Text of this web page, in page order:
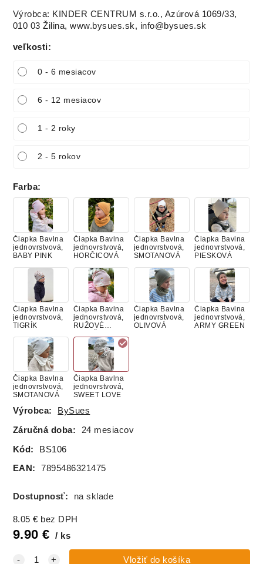
Výrobca: KINDER CENTRUM s.r.o., Azúrová 1069/33,
010 03 Žilina, www.bysues.sk, info@bysues.sk
veľkosti:
0 - 6 mesiacov
6 - 12 mesiacov
1 - 2 roky
2 - 5 rokov
Farba:
Čiapka Bavlna
jednovrstvová,
BABY PINK
Čiapka Bavlna
jednovrstvová,
HORČICOVÁ
Čiapka Bavlna
jednovrstvová,
SMOTANOVÁ
Čiapka Bavlna
jednovrstvová,
PIESKOVÁ
Čiapka Bavlna
jednovrstvová,
TIGRÍK
Čiapka Bavlna
jednovrstvová,
RUŽOVÉ
Čiapka Bavlna
jednovrstvová,
OLIVOVÁ
Čiapka Bavlna
jednovrstvová,
ARMY GREEN
Čiapka Bavlna
jednovrstvová,
SMOTANOVÁ
Čiapka Bavlna
jednovrstvová,
SWEET LOVE
Výrobca: BySues
Záručná doba: 24 mesiacov
Kód: BS106
EAN: 7895486321475
Dostupnosť: na sklade
8.05 € bez DPH
9.90 € ks